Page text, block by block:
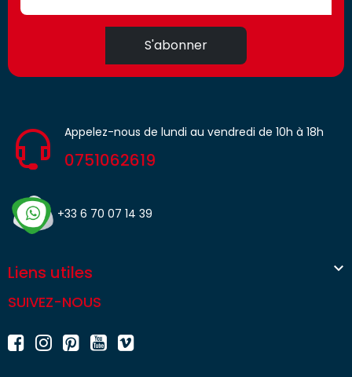
S'abonner
Appelez-nous de lundi au vendredi de 10h à 18h
0751062619
+33 6 70 07 14 39
Liens utiles 
SUIVEZ-NOUS